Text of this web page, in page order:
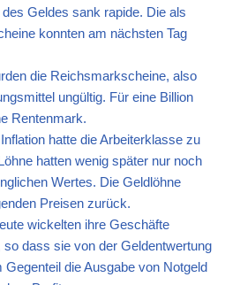
Geldes sank rapide. Die als
konnten am nächsten Tag
die Reichsmarkscheine, also
ungültig. Für eine Billion
Rentenmark.
hatte die Arbeiterklasse zu
hatten wenig später nur noch
Wertes. Die Geldlöhne
Preisen zurück.
wickelten ihre Geschäfte
dass sie von der Geldentwertung
die Ausgabe von Notgeld